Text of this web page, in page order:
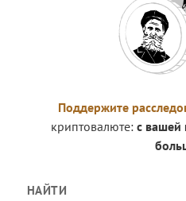
Поддержите
криптовалюте: с вашей
НАЙТИ